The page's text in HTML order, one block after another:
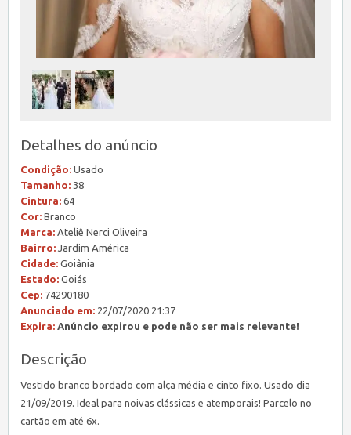
Detalhes do anúncio
Condição: Usado
Tamanho: 38
Cintura: 64
Cor: Branco
Marca: Ateliê Nerci Oliveira
Bairro: Jardim América
Cidade: Goiânia
Estado: Goiás
Cep: 74290180
Anunciado em: 22/07/2020 21:37
Expira: Anúncio expirou e pode não ser mais relevante!
Descrição
Vestido branco bordado com alça média e cinto fixo. Usado dia
21/09/2019. Ideal para noivas clássicas e atemporais! Parcelo no
cartão em até 6x.